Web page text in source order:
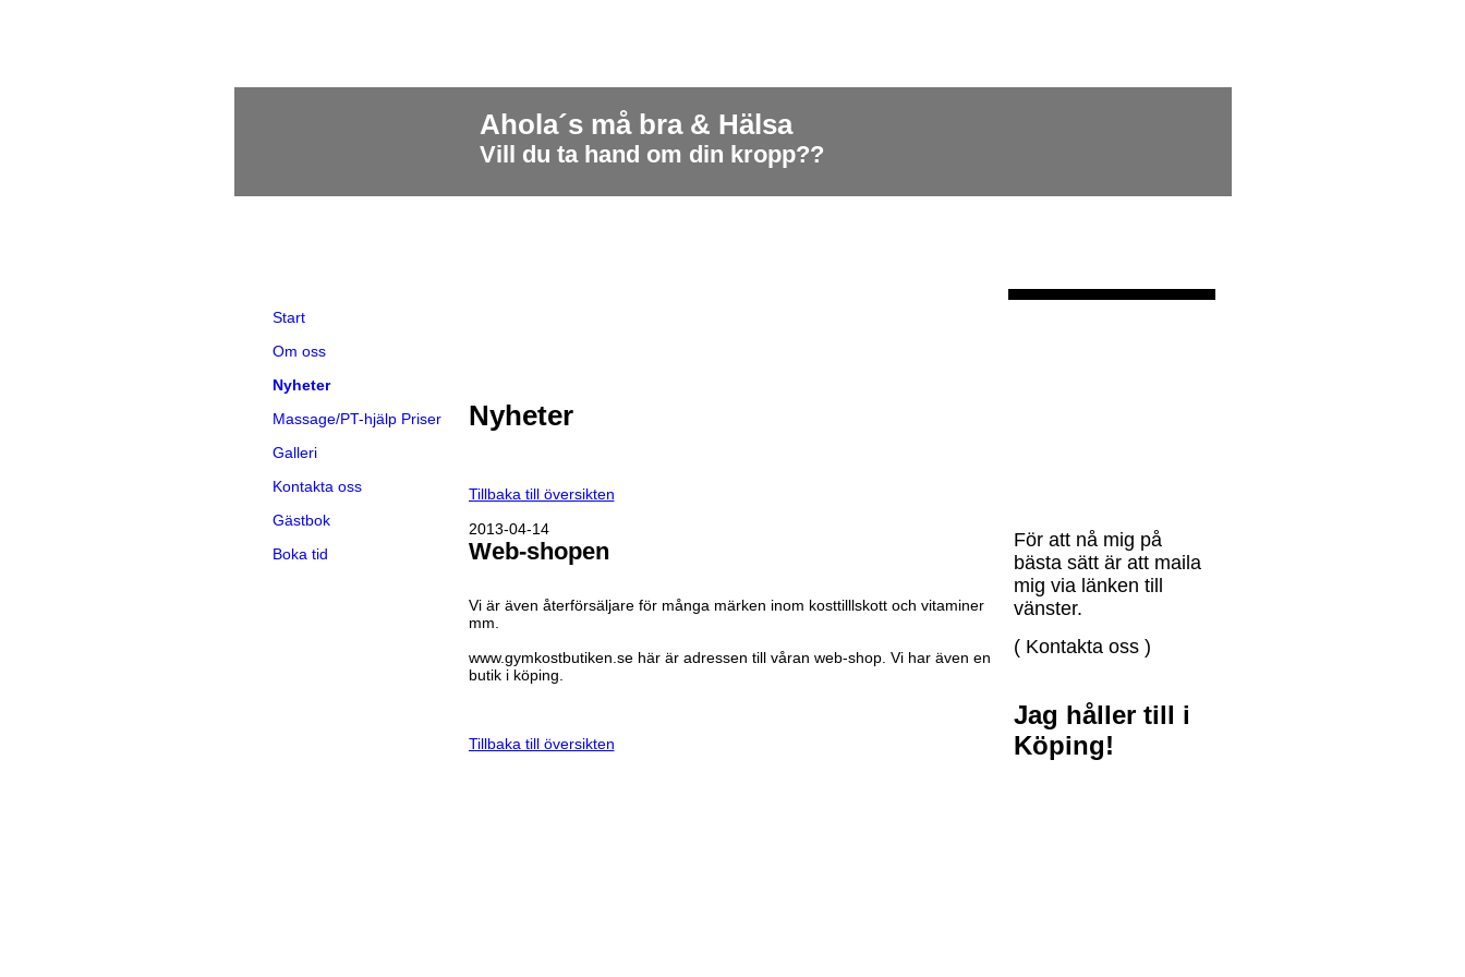
Ahola´s må bra & Hälsa
Vill du ta hand om din kropp??
Start
Om oss
Nyheter
Massage/PT-hjälp Priser
Galleri
Kontakta oss
Gästbok
Boka tid
Nyheter
Tillbaka till översikten
2013-04-14
Web-shopen
Vi är även återförsäljare för många märken inom kosttilllskott och vitaminer
mm.
www.gymkostbutiken.se här är adressen till våran web-shop. Vi har även en
butik i köping.
Tillbaka till översikten
För att nå mig på
bästa sätt är att maila
mig via länken till
vänster.
( Kontakta oss )
Jag håller till i
Köping!